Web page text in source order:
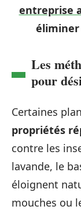
entreprise
éliminer
Les
pour
Certaines
propriétés
contre les
lavande, le
éloignent
mouches ou